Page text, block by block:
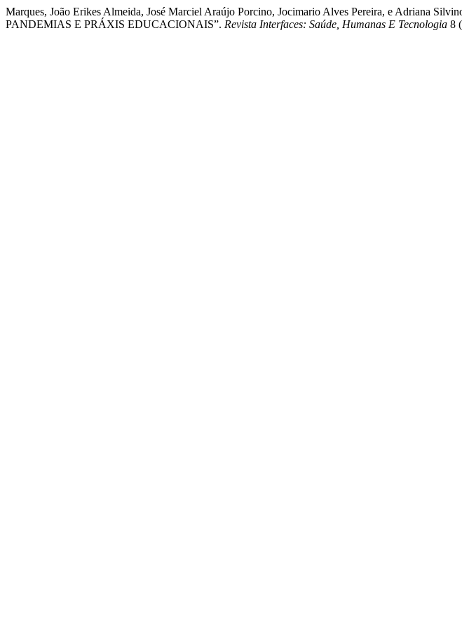
Marques, João Erikes Almeida, José Marciel Araújo Porcino, Jocimario Alves Pereira, e Adriana
PANDEMIAS E PRÁXIS EDUCACIONAIS”. Revista Interfaces: Saúde, Humanas E Tecnologia 8